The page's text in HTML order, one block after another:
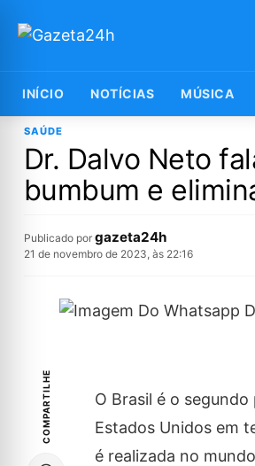
INÍCIO NOTÍCIAS MÚSICA
SAÚDE
Dr. Dalvo Neto
bumbum e
Publicado por gazeta24h
21 de novembro de 2023, às 22:16
COMPARTILHE
O Brasil é o
Estados Unidos em
é realizada no